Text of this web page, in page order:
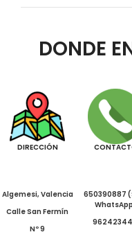
DONDE
DIRECCIÓN
Algemesi, Valencia
Calle San Fermín
Nº 9
650390887